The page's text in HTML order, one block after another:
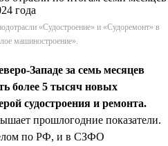
«Судостроение» и «Судоремонт» в
машиностроение».
Западе за семь месяцев
более 5 тысяч новых
судостроения и ремонта.
прошлогодние показатели.
по РФ, и в СЗФО